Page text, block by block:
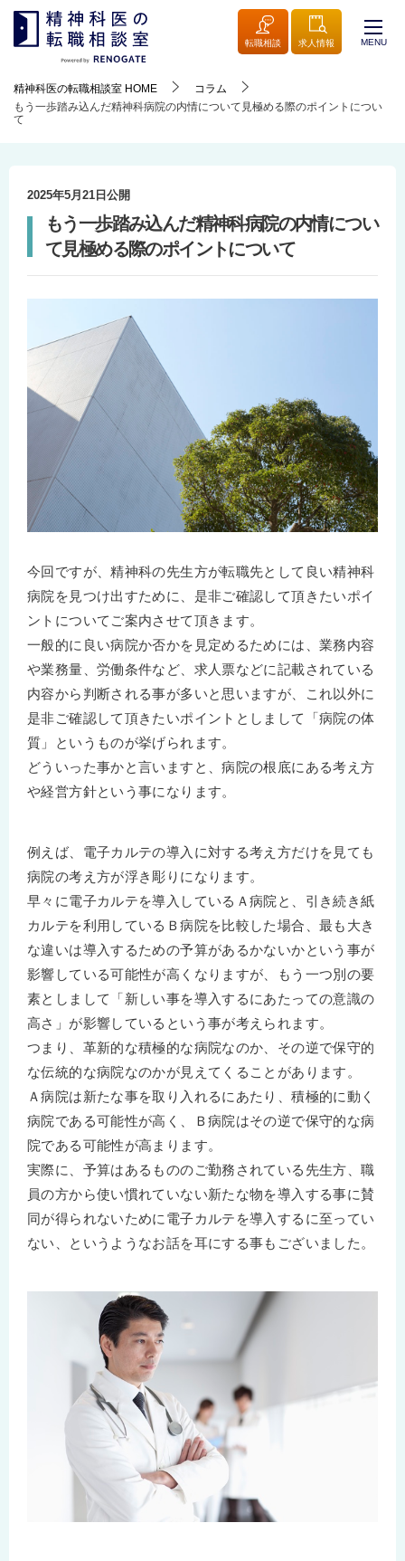
転職相談 求人情報 MENU
精神科医の転職相談室 HOME
コラム
もう一歩踏み込んだ精神科病院の内情について見極める際のポイントについ
て
2025年5月21日 公開
もう一歩踏み込んだ精神科病院の内情につい
て見極める際のポイントについて
今回ですが、精神科の先生方が転職先として良い精神科
病院を見つけ出すために、是非ご確認して頂きたいポイ
ントについてご案内させて頂きます。
一般的に良い病院か否かを見定めるためには、業務内容
や業務量、労働条件など、求人票などに記載されている
内容から判断される事が多いと思いますが、これ以外に
是非ご確認して頂きたいポイントとしまして「病院の体
質」というものが挙げられます。
どういった事かと言いますと、病院の根底にある考え方
や経営方針という事になります。
例えば、電子カルテの導入に対する考え方だけを見ても
病院の考え方が浮き彫りになります。
早々に電子カルテを導入しているＡ病院と、引き続き紙
カルテを利用しているＢ病院を比較した場合、最も大き
な違いは導入するための予算があるかないかという事が
影響している可能性が高くなりますが、もう一つ別の要
素としまして「新しい事を導入するにあたっての意識の
高さ」が影響しているという事が考えられます。
つまり、革新的な積極的な病院なのか、その逆で保守的
な伝統的な病院なのかが見えてくることがあります。
Ａ病院は新たな事を取り入れるにあたり、積極的に動く
病院である可能性が高く、Ｂ病院はその逆で保守的な病
院である可能性が高まります。
実際に、予算はあるもののご勤務されている先生方、職
員の方から使い慣れていない新たな物を導入する事に賛
同が得られないために電子カルテを導入するに至ってい
ない、というようなお話を耳にする事もございました。